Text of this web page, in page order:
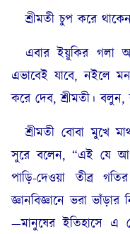
শ্রীমতী চুপ করে
এবার ইয়ুকির গলা
এভাবেই যাবে, নইলে
করে দেব, শ্রীমতী। বলুন,
শ্রীমতী বোবা মুখে
সুরে বলেন, “এই যে
পাড়ি-দেওয়া তীব্র
জ্ঞানবিজ্ঞানে ভরা
—মানুষের ইতিহাসে এ